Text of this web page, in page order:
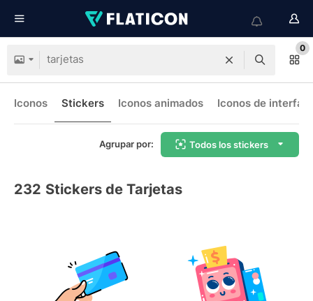
0
Iconos Stickers Iconos animados Iconos de interfaz
Agrupar por: Todos los stickers
232 Stickers de Tarjetas